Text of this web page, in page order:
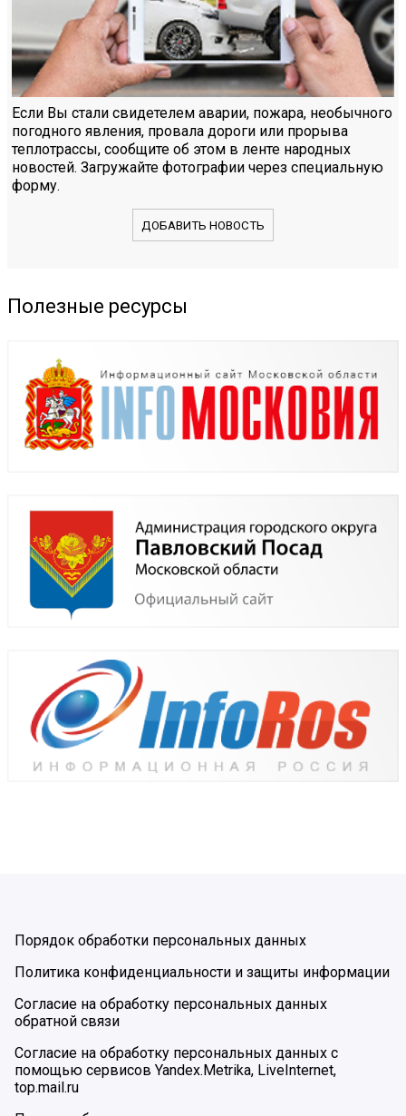
Если Вы стали свидетелем аварии, пожара, необычного
погодного явления, провала дороги или прорыва
теплотрассы, сообщите об этом в ленте народных
новостей. Загружайте фотографии через специальную
форму.
ДОБАВИТЬ НОВОСТЬ
Полезные ресурсы
Порядок обработки персональных данных
Политика конфиденциальности и защиты информации
Согласие на обработку персональных данных
обратной связи
Согласие на обработку персональных данных с
помощью сервисов Yandex.Metrika, LiveInternet,
top.mail.ru